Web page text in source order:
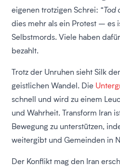
eigenen trotzigen Schrei: “Tod
dies mehr als ein Protest – es
Selbstmords. Viele haben
bezahlt.
Trotz der Unruhen sieht Silk
geistlichen Wandel. Die
schnell und wird zu einem
und Wahrheit. Transform Iran
Bewegung zu unterstützen,
weitergibt und Gemeinden in
Der Konflikt mag den Iran